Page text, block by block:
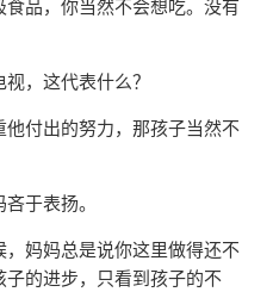
品，你当然不会想吃。没有
，这代表什么？
付出的努力，那孩子当然不
于表扬。
妈妈总是说你这里做得还不
的进步，只看到孩子的不